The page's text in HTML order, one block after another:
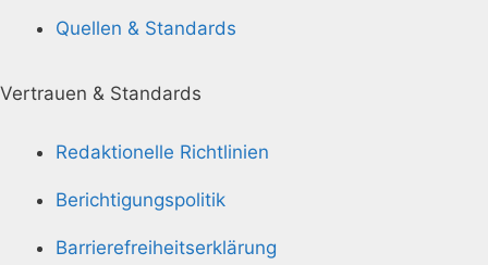
Quellen & Standards
Vertrauen & Standards
Redaktionelle Richtlinien
Berichtigungspolitik
Barrierefreiheitserklärung